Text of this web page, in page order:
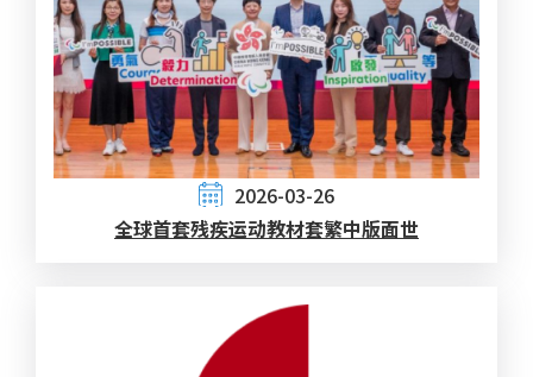
2026-03-26
全球首套残疾运动教材套繁中版面世